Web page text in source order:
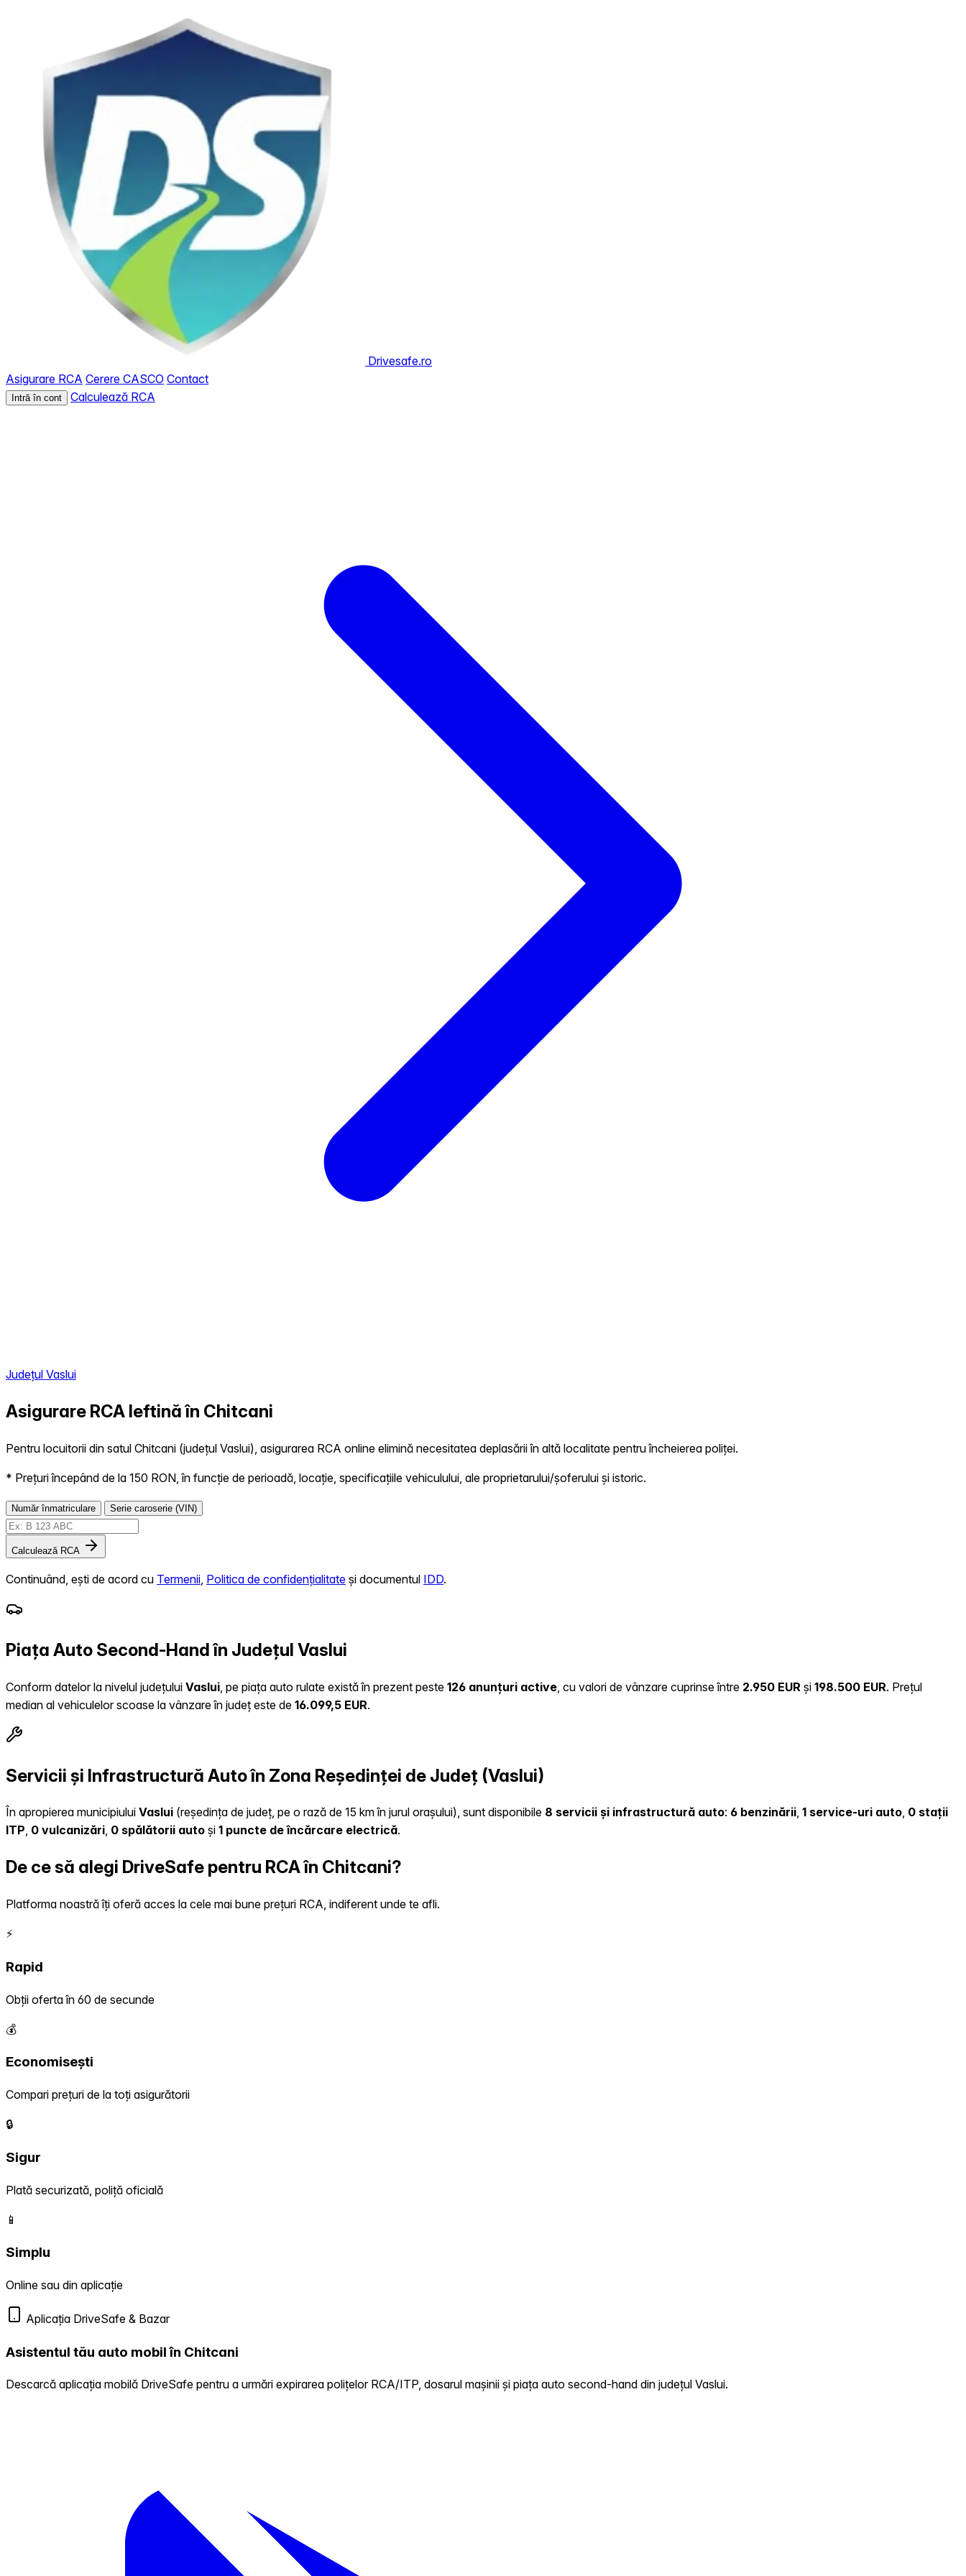
Drivesafe.ro
Asigurare RCA Cerere CASCO Contact
Intră în cont Calculează RCA
Județul Vaslui
Asigurare RCA Ieftină în Chitcani
Pentru locuitorii din satul Chitcani (județul Vaslui), asigurarea RCA online elimină necesitatea deplasării în altă localitate pentru încheierea poliței.
* Prețuri începând de la 150 RON, în funcție de perioadă, locație, specificațiile vehiculului, ale proprietarului/șoferului și istoric.
Număr înmatriculare Serie caroserie (VIN)
Calculează RCA
Continuând, ești de acord cu Termenii Politica de confidențialitate și documentul IDD.
Piața Auto Second-Hand în Județul Vaslui
Conform datelor la nivelul județului Vaslui , pe piața auto rulate există în prezent peste 126 anunțuri active , cu valori de vânzare cuprinse între 2.950 EUR și 198.500 EUR. Prețul
median al vehiculelor scoase la vânzare în județ este de 16.099,5 EUR.
Servicii și Infrastructură Auto în Zona Reședinței de Județ (Vaslui)
În apropierea municipiului Vaslui (reședința de județ, pe o rază de 15 km în jurul orașului), sunt disponibile 8 servicii și infrastructură auto: 6 benzinării, 1 service-uri auto, 0 stații
ITP, 0 vulcanizări, 0 spălătorii auto și 1 puncte de încărcare electrică.
De ce să alegi DriveSafe pentru RCA în Chitcani?
Platforma noastră îți oferă acces la cele mai bune prețuri RCA, indiferent unde te afli.
⚡
Rapid
Obții oferta în 60 de secunde
💰
Economisești
Compari prețuri de la toți asigurătorii
🔒
Sigur
Plată securizată, poliță oficială
📱
Simplu
Online sau din aplicație
Aplicația DriveSafe & Bazar
Asistentul tău auto mobil în Chitcani
Descarcă aplicația mobilă DriveSafe pentru a urmări expirarea polițelor RCA/ITP, dosarul mașinii și piața auto second-hand din județul Vaslui.